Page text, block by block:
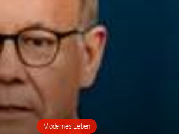
Modernes Leben